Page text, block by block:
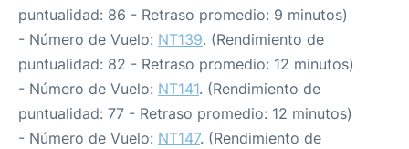
puntualidad: 86 - Retraso promedio: 9 minutos)
- Número de Vuelo: NT139. (Rendimiento de
puntualidad: 82 - Retraso promedio: 12 minutos)
- Número de Vuelo: NT141. (Rendimiento de
puntualidad: 77 - Retraso promedio: 12 minutos)
- Número de Vuelo: NT147. (Rendimiento de